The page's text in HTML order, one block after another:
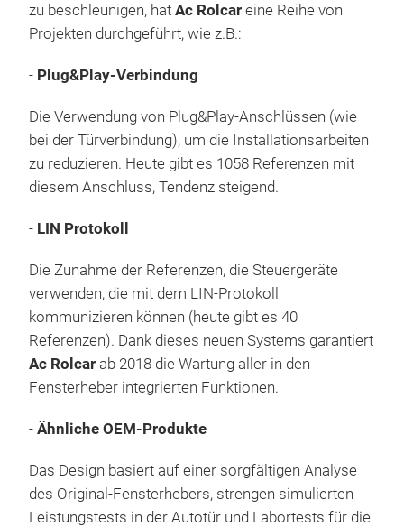
zu beschleunigen, hat Ac Rolcar eine Reihe von
Projekten durchgeführt, wie z.B.:
- Plug&Play-Verbindung
Die Verwendung von Plug&Play-Anschlüssen (wie
bei der Türverbindung), um die Installationsarbeiten
zu reduzieren. Heute gibt es 1058 Referenzen mit
diesem Anschluss, Tendenz steigend.
- LIN Protokoll
Die Zunahme der Referenzen, die Steuergeräte
verwenden, die mit dem LIN-Protokoll
kommunizieren können (heute gibt es 40
Referenzen). Dank dieses neuen Systems garantiert
Ac Rolcar ab 2018 die Wartung aller in den
Fensterheber integrierten Funktionen.
- Ähnliche OEM-Produkte
Das Design basiert auf einer sorgfältigen Analyse
des Original-Fensterhebers, strengen simulierten
Leistungstests in der Autotür und Labortests für die